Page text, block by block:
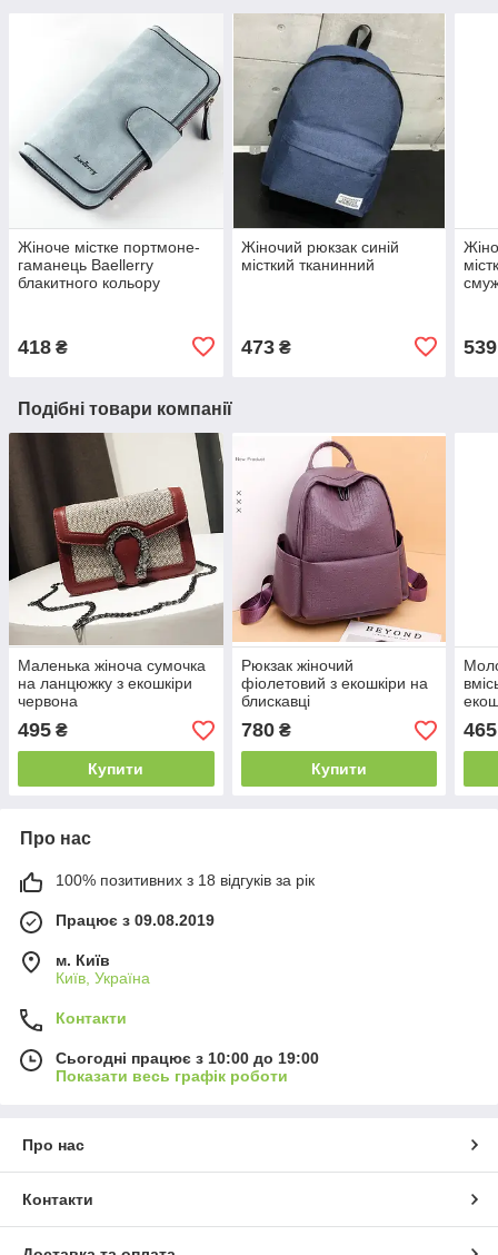
Жіноче містке портмоне-
гаманець Baellerry
блакитного кольору
418 ₴
Жіночий рюкзак синій
місткий тканинний
473₴ 539
Подібні товари компанії
Маленька жіноча сумочка
на ланцюжку з екошкіри
червона
495 ₴
Купити
Рюкзак жіночий
фіолетовий з екошкіри на
блискавці
780₴
Купити
465
Про нас
100% позитивних з 18 відгуків за рік
Працює з 09.08.2019
м. Київ
Київ, Україна
Контакти
Сьогодні працює з 10:00 до 19:00
Показати весь графік роботи
Про нас
Контакти